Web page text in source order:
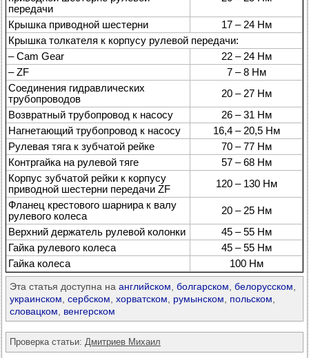
передачи
Крышка приводной шестерни
17 – 24 Нм
Крышка толкателя к корпусу рулевой передачи:
– Cam Gear
22 – 24 Нм
– ZF
7 – 8 Нм
Соединения гидравлических
трубопроводов
20 – 27 Нм
Возвратный трубопровод к насосу
26 – 31 Нм
Нагнетающий трубопровод к насосу
16,4 – 20,5 Нм
Рулевая тяга к зубчатой рейке
70 – 77 Нм
Контргайка на рулевой тяге
57 – 68 Нм
Корпус зубчатой рейки к корпусу
приводной шестерни передачи ZF
120 – 130 Нм
Фланец крестового шарнира к валу
рулевого колеса
20 – 25 Нм
Верхний держатель рулевой колонки
45 – 55 Нм
Гайка рулевого колеса
45 – 55 Нм
Гайка колеса
100 Нм
Эта статья доступна на английском болгарском белорусском
украинском сербском хорватском румынском польском
словацком
венгерском
Проверка статьи: Дмитриев Михаил